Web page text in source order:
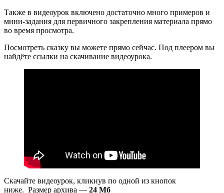
Также в видеоурок включено достаточно много примеров и
мини-задания для первичного закрепления материала прямо
во время просмотра.
Посмотреть сказку вы можете прямо сейчас. Под плеером вы
найдёте ссылки на скачивание видеоурока.
Скачайте видеоурок, кликнув по одной из кнопок
ниже. Размер архива — 24 Мб